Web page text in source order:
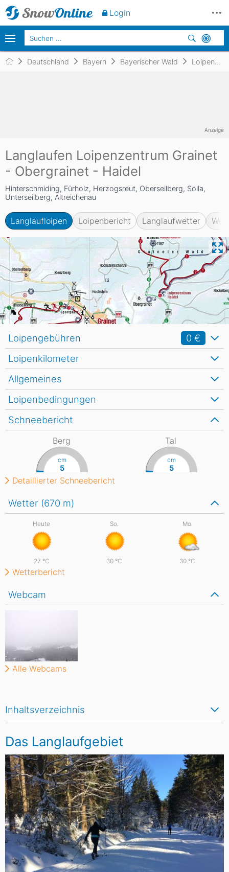
Deutschland Bayern Bayerischer Wald Loipenzentrum Grainet - Obergrainet - Haidel
Langlaufen Loipenzentrum Grainet
- Obergrainet - Haidel
Hinterschmiding, Fürholz, Herzogsreut, Oberseilberg, Solla,
Unterseilberg, Altreichenau
Langlaufloipen Loipenbericht Langlaufwetter
Inhaltsverzeichnis
Das Langlaufgebiet
Anzeige
Schneebericht
Berg
cm
5
Tal
cm
5
Detaillierter Schneebericht
Loipenbedingungen
Wetter (670 m)
Heute
27 °C
So.
30 °C
Mo.
30 °C
Wetterbericht
Loipengebühren 0 €
Allgemeines
Loipenkilometer
Webcam
Alle Webcams
Login